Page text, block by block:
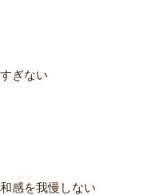
ぎない
感を我慢しない